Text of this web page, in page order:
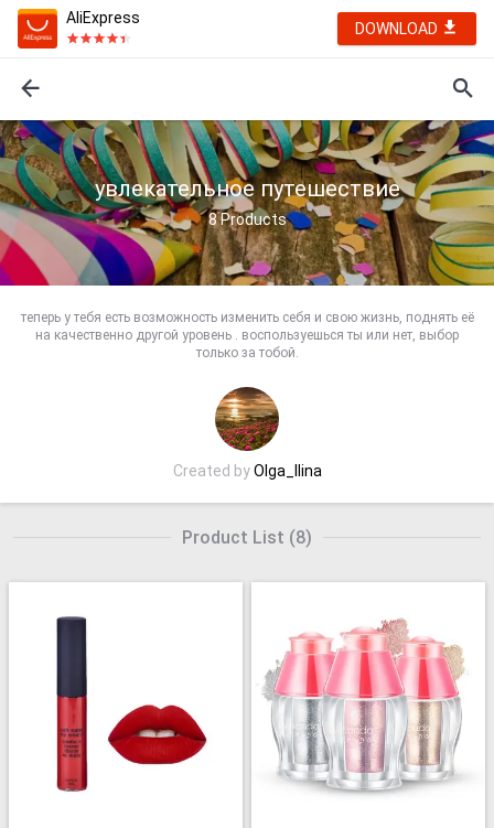
AliExpress
DOWNLOAD
увлекательное путешествие
8Products
теперь у тебя есть возможность изменить себя и свою жизнь, поднять её
на качественно другой уровень . воспользуешься ты или нет, выбор
только за тобой.
Created byOlga_Ilina
Product List (8)